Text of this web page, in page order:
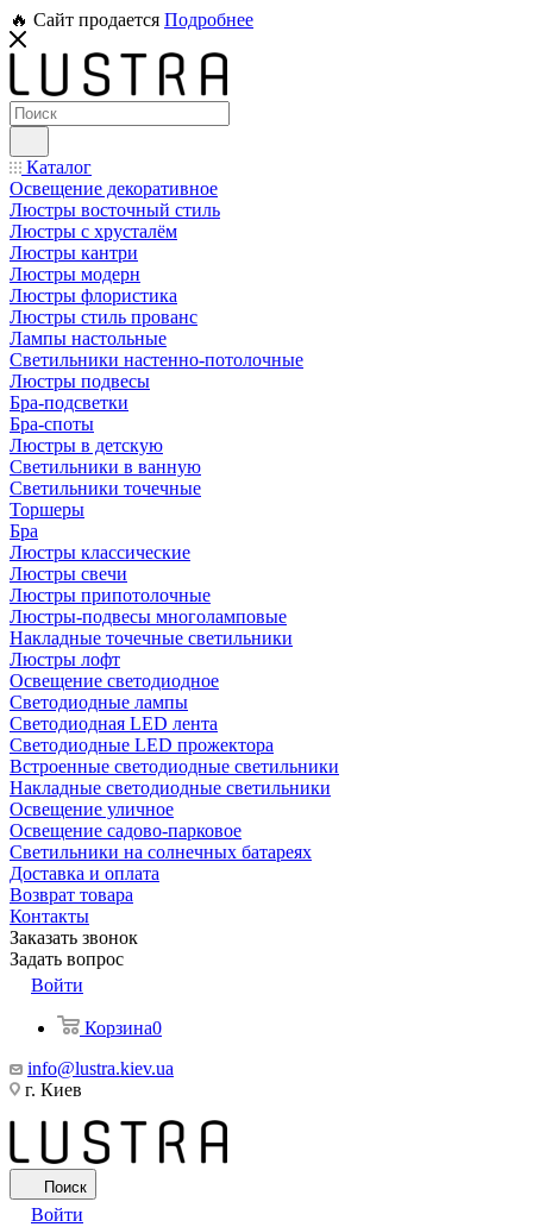
🔥 Сайт продается Подробнее
Каталог
Освещение декоративное
Люстры восточный стиль
Люстры с хрусталём
Люстры кантри
Люстры модерн
Люстры флористика
Люстры стиль прованс
Лампы настольные
Светильники настенно-потолочные
Люстры подвесы
Бра-подсветки
Бра-споты
Люстры в детскую
Светильники в ванную
Светильники точечные
Торшеры
Бра
Люстры классические
Люстры свечи
Люстры припотолочные
Люстры-подвесы многоламповые
Накладные точечные светильники
Люстры лофт
Освещение светодиодное
Светодиодные лампы
Светодиодная LED лента
Светодиодные LED прожектора
Встроенные светодиодные светильники
Накладные светодиодные светильники
Освещение уличное
Освещение садово-парковое
Светильники на солнечных батареях
Доставка и оплата
Возврат товара
Контакты
Заказать звонок
Задать вопрос
Войти
Корзина0
info@lustra.kiev.ua
г. Киев
Поиск
Войти